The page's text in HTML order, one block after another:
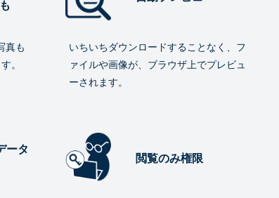
真も
。
いちいちダウンロードすることなく、フ
ァイルや画像が、ブラウザ上でプレビュ
ーされます。
ータ
閲覧のみ権限